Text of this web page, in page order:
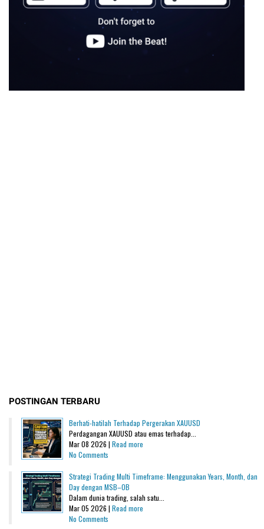
POSTINGAN TERBARU
Berhati-hatilah Terhadap Pergerakan XAUUSD
Perdagangan XAUUSD atau emas terhadap...
Mar 08 2026 | Read more
No Comments
Strategi Trading Multi Timeframe: Menggunakan Years, Month, dan
Day dengan MSB–OB
Dalam dunia trading, salah satu...
Mar 05 2026 | Read more
No Comments